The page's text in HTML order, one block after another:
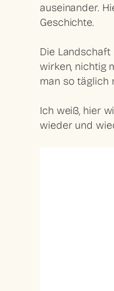
auseinander.
Geschichte.
Die Landschaft
wirken, nichtig
man so täglich
Ich weiß, hier
wieder und